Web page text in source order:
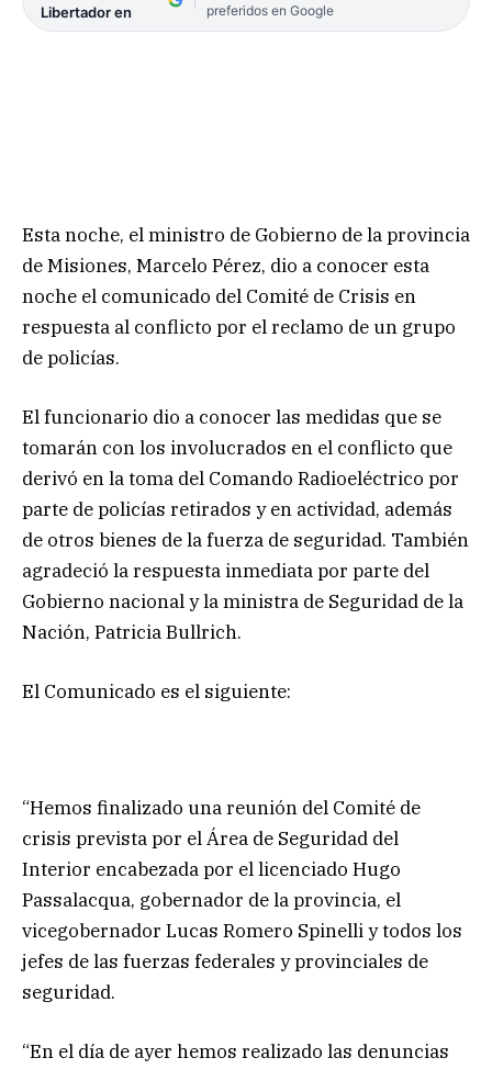
Libertador en
preferidos en Google
Esta noche, el ministro de Gobierno de la provincia
de Misiones, Marcelo Pérez, dio a conocer esta
noche el comunicado del Comité de Crisis en
respuesta al conflicto por el reclamo de un grupo
de policías.
El funcionario dio a conocer las medidas que se
tomarán con los involucrados en el conflicto que
derivó en la toma del Comando Radioeléctrico por
parte de policías retirados y en actividad, además
de otros bienes de la fuerza de seguridad. También
agradeció la respuesta inmediata por parte del
Gobierno nacional y la ministra de Seguridad de la
Nación, Patricia Bullrich.
El Comunicado es el siguiente:
“Hemos finalizado una reunión del Comité de
crisis prevista por el Área de Seguridad del
Interior encabezada por el licenciado Hugo
Passalacqua, gobernador de la provincia, el
vicegobernador Lucas Romero Spinelli y todos los
jefes de las fuerzas federales y provinciales de
seguridad.
“En el día de ayer hemos realizado las denuncias